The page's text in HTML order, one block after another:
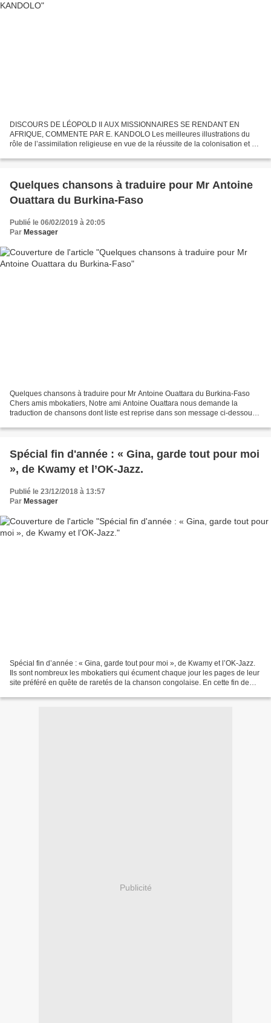
DISCOURS DE LÉOPOLD II AUX MISSIONNAIRES SE RENDANT EN
AFRIQUE, COMMENTE PAR E. KANDOLO Les meilleures illustrations du
rôle de l’assimilation religieuse en vue de la réussite de la colonisation et de
Quelques chansons à traduire pour Mr Antoine
Ouattara du Burkina-Faso
Publié le 06/02/2019 à 20:05
Par Messager
Quelques chansons à traduire pour Mr Antoine Ouattara du Burkina-Faso
Chers amis mbokatiers, Notre ami Antoine Ouattara nous demande la
traduction de chansons dont liste est reprise dans son message ci-dessous.
Spécial fin d'année : « Gina, garde tout pour moi
», de Kwamy et l’OK-Jazz.
Publié le 23/12/2018 à 13:57
Par Messager
Spécial fin d’année : « Gina, garde tout pour moi », de Kwamy et l’OK-Jazz.
Ils sont nombreux les mbokatiers qui écument chaque jour les pages de leur
site préféré en quête de raretés de la chanson congolaise. En cette fin de
Publicité